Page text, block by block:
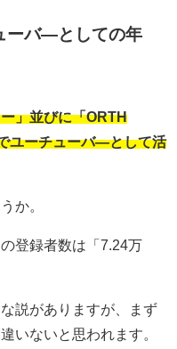
ーバ―としての年
」並びに「ORTH
ユーチューバ―として活
か。
登録者数は「7.24万
説がありますが、まず
いないと思われます。